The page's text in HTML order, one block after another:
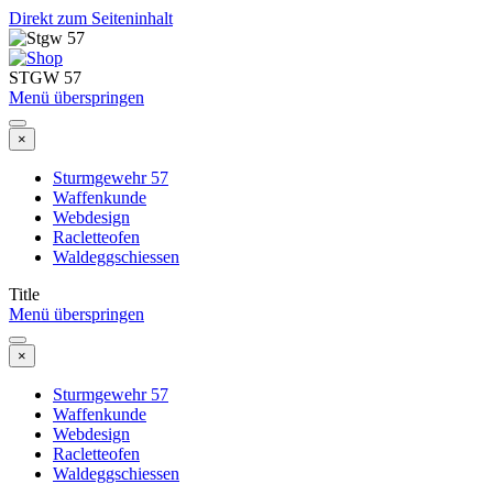
Direkt zum Seiteninhalt
STGW 57
Menü überspringen
×
Sturmgewehr 57
Waffenkunde
Webdesign
Racletteofen
Waldeggschiessen
Title
Menü überspringen
×
Sturmgewehr 57
Waffenkunde
Webdesign
Racletteofen
Waldeggschiessen